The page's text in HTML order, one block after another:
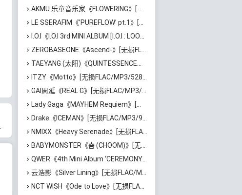
AKMU 乐童音乐家《FLOWERING》[无损FLAC/MP3/530MB]百度云网盘下载
LE SSERAFIM《’PUREFLOW’ pt.1》[无损FLAC/MP3/386MB]百度云网盘下载
I.O.I《I.O.I 3rd MINI ALBUM [I.O.I : LOOP]》[无损FLAC/MP3/486MB]百度云网盘下载
ZEROBASEONE《Ascend-》[无损FLAC/MP3/444MB]百度云网盘下载
TAEYANG (太阳)《QUINTESSENCE》[无损FLAC/MP3/421MB]百度云网盘下载
ITZY《Motto》[无损FLAC/MP3/528MB]百度云网盘下载
GAI周延《REAL G》[无损FLAC/MP3/729MB]百度云网盘下载
Lady Gaga《MAYHEM Requiem》[无损FLAC/MP3/984MB]百度云网盘下载
Drake《ICEMAN》[无损FLAC/MP3/967MB]百度云网盘下载
NMIXX《Heavy Serenade》[无损FLAC/MP3/355MB]百度云网盘下载
BABYMONSTER《춤 (CHOOM)》[无损FLAC/MP3/193MB]百度云网盘下载
QWER《4th Mini Album ‘CEREMONY’》[无损FLAC/MP3/386MB]百度云网盘下载
云浩影《Silver Lining》[无损FLAC/MP3/543MB]百度云网盘下载
NCT WISH《Ode to Love》[无损FLAC/MP3/713MB]百度云网盘下载